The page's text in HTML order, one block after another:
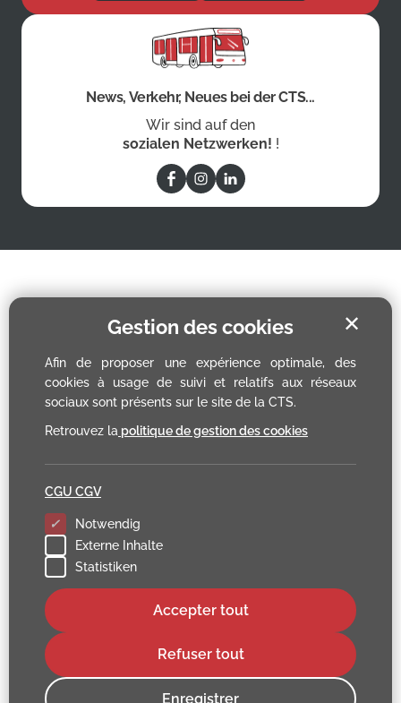
Gestion des cookies
Afin de proposer une expérience optimale, des
cookies à usage de suivi et relatifs aux réseaux
sociaux sont présents sur le site de la CTS.
Retrouvez la politique de gestion des cookies
Notwendig
Externe Inhalte
Statistiken
Enregistrer
Refuser tout
Accepter tout
✕
CGU CGV
News, Verkehr, Neues bei der CTS...
Wir sind auf den
sozialen Netzwerken! !